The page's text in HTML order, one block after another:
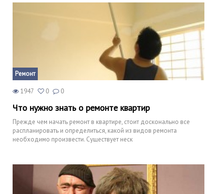
Ремонт
1947 0 0
Что нужно знать о ремонте квартир
Прежде чем начать ремонт в квартире, стоит досконально все
распланировать и определиться, какой из видов ремонта
необходимо произвести. Существует неск